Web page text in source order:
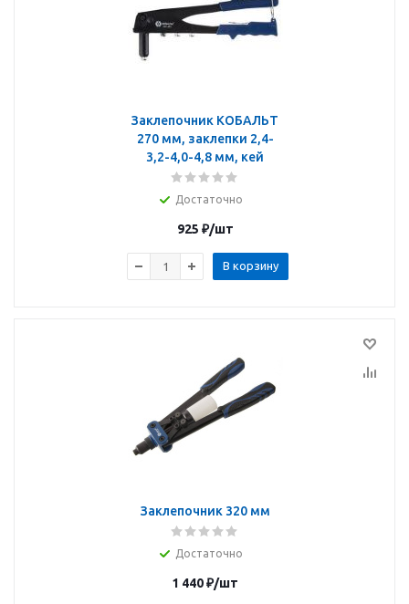
Заклепочник КОБАЛЬТ
270 мм, заклепки 2,4-
3,2-4,0-4,8 мм, кей
Достаточно
925 ₽/шт
В корзину
Заклепочник 320 мм
Достаточно
1 440₽/шт